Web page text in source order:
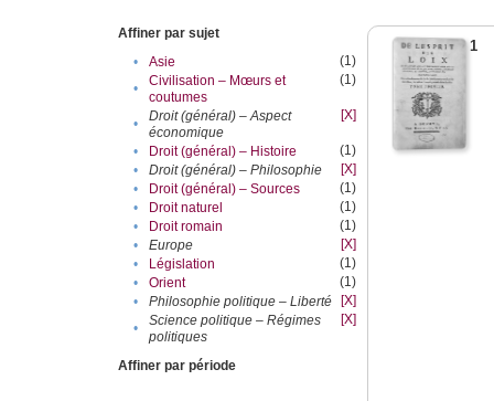
Affiner par sujet
•
Asie
(1)
•
Civilisation – Mœurs et
coutumes
(1)
•
Droit (général) – Aspect
économique
[X]
• Droit (général) – Histoire
(1)
•
Droit (général) – Philosophie
[X]
•
Droit (général) – Sources
(1)
•
Droit naturel
(1)
•
Droit romain
(1)
•
Europe
[X]
•
Législation
(1)
•
Orient
(1)
•
Philosophie politique – Liberté
[X]
•
Science politique – Régimes
politiques
[X]
Affiner par période
1